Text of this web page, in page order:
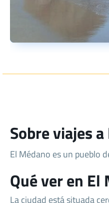
Sobre viajes
El Médano es un pueblo
Qué ver en El
La ciudad está situada